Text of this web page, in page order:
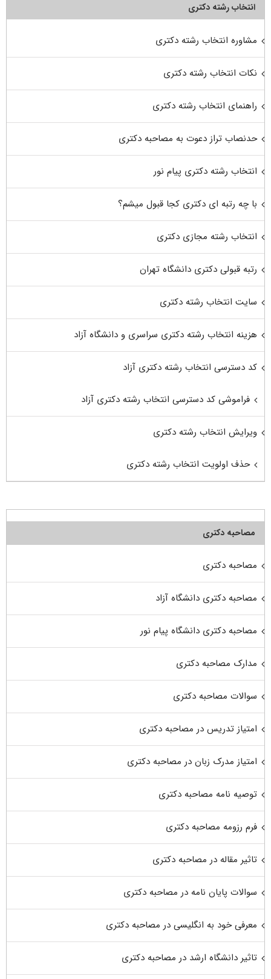
انتخاب رشته دکتری
مشاوره انتخاب رشته دکتری
نکات انتخاب رشته دکتری
راهنمای انتخاب رشته دکتری
حدنصاب تراز دعوت به مصاحبه دکتری
انتخاب رشته دکتری پیام نور
با چه رتبه ای دکتری کجا قبول میشم؟
انتخاب رشته مجازی دکتری
رتبه قبولی دکتری دانشگاه تهران
سایت انتخاب رشته دکتری
هزینه انتخاب رشته دکتری سراسری و دانشگاه آزاد
کد دسترسی انتخاب رشته دکتری آزاد
فراموشی کد دسترسی انتخاب رشته دکتری آزاد
ویرایش انتخاب رشته دکتری
حذف اولویت انتخاب رشته دکتری
مصاحبه دکتری
مصاحبه دکتری
مصاحبه دکتری دانشگاه آزاد
مصاحبه دکتری دانشگاه پیام نور
مدارک مصاحبه دکتری
سوالات مصاحبه دکتری
امتیاز تدریس در مصاحبه دکتری
امتیاز مدرک زبان در مصاحبه دکتری
توصیه نامه مصاحبه دکتری
فرم رزومه مصاحبه دکتری
تاثیر مقاله در مصاحبه دکتری
سوالات پایان نامه در مصاحبه دکتری
معرفی خود به انگلیسی در مصاحبه دکتری
تاثیر دانشگاه ارشد در مصاحبه دکتری